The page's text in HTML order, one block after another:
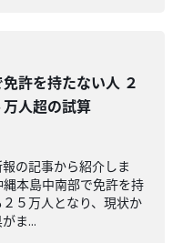
許を持たない人 ２
人超の試算
の記事から紹介しま
本島中南部で免許を持
５万人となり、現状か
ま...